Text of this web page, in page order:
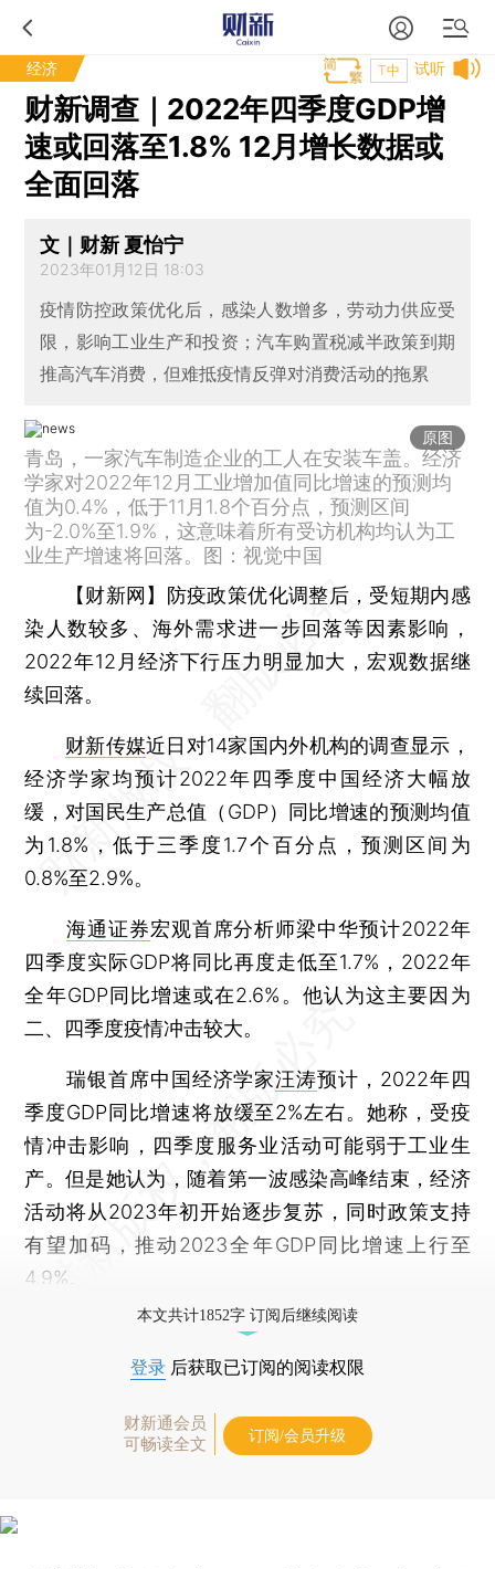
经济 试听
T中
财新调查｜2022年四季度GDP增
速或回落至1.8% 12月增长数据或
全面回落
文｜财新 夏怡宁
2023年01月12日 18:03
疫情防控政策优化后，感染人数增多，劳动力供应受
限，影响工业生产和投资；汽车购置税减半政策到期
推高汽车消费，但难抵疫情反弹对消费活动的拖累
原图
青岛，一家汽车制造企业的工人在安装车盖。经济
学家对2022年12月工业增加值同比增速的预测均
值为0.4%，低于11月1.8个百分点，预测区间
为-2.0%至1.9%，这意味着所有受访机构均认为工
业生产增速将回落。图：视觉中国
【财新网】 防疫政策优化调整后，受短期内感
染人数较多、海外需求进一步回落等因素影响，
2022年12月经济下行压力明显加大，宏观数据继
续回落。
财新传媒近日对14家国内外机构的调查显示，
经济学家均预计2022年四季度中国经济大幅放
缓，对国民生产总值（GDP）同比增速的预测均值
为1.8%，低于三季度1.7个百分点，预测区间为
0.8%至2.9%。
海通证券宏观首席分析师梁中华预计2022年
四季度实际GDP将同比再度走低至1.7%，2022年
全年GDP同比增速或在2.6%。他认为这主要因为
二、四季度疫情冲击较大。
瑞银首席中国经济学家汪涛预计，2022年四
季度GDP同比增速将放缓至2%左右。她称，受疫
情冲击影响，四季度服务业活动可能弱于工业生
产。但是她认为，随着第一波感染高峰结束，经济
活动将从2023年初开始逐步复苏，同时政策支持
有望加码，推动2023全年GDP同比增速上行至
4.9%。
本文共计1852字 订阅后继续阅读
登录 后获取已订阅的阅读权限
财新通会员
可畅读全文
订阅/会员升级